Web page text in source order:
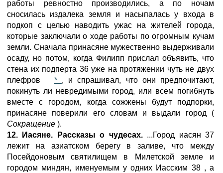
работы ревностно производились, а по ночам
сносилась издалека земля и насыпалась у входа в
подкоп с целью наводить ужас на жителей города,
которые заключали о ходе работы по огромным кучам
земли. Сначала принасяне мужественно выдерживали
осаду, но потом, когда Филипп прислал объявить, что
стена их подперта 36 уже на протяжении чуть не двух
плефров * , и спрашивал, что они предпочитают,
покинуть ли невредимыми город, или всем погибнуть
вместе с городом, когда сожжены будут подпорки,
принасяне поверили его словам и выдали город (
Сокращение ).
12. Иасяне. Рассказы о чудесах. ...Город иасян 37
лежит на азиатском берегу в заливе, что между
Посейдоновым святилищем в Милетской земле и
городом миндян, именуемым у одних Иасским 38 , а